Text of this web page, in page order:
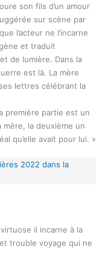
son fils d’un amour
sur scène par
l’acteur ne l’incarne
et traduit
de lumière. Dans la
est là. La mère
lettres célébrant la
première partie est un
la deuxième un
qu’elle avait pour lui. »
2022 dans la
il incarne à la
trouble voyage qui ne